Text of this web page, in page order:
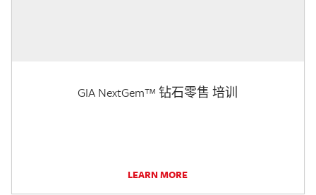
GIA NextGem™ 钻石零售 培训
LEARN MORE